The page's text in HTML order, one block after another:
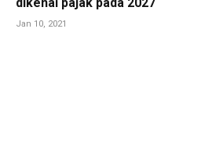
Jan 10, 2021